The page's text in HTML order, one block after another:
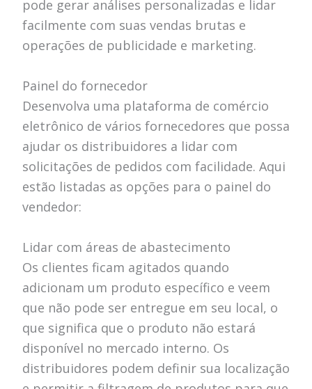
pode gerar análises personalizadas e lidar
facilmente com suas vendas brutas e
operações de publicidade e marketing.
Painel do fornecedor
Desenvolva uma plataforma de comércio
eletrônico de vários fornecedores que possa
ajudar os distribuidores a lidar com
solicitações de pedidos com facilidade. Aqui
estão listadas as opções para o painel do
vendedor:
Lidar com áreas de abastecimento
Os clientes ficam agitados quando
adicionam um produto específico e veem
que não pode ser entregue em seu local, o
que significa que o produto não estará
disponível no mercado interno. Os
distribuidores podem definir sua localização